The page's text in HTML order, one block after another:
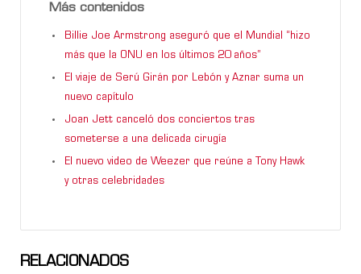
Más contenidos
Billie Joe Armstrong aseguró que el Mundial “hizo
más que la ONU en los últimos 20 años”
El viaje de Serú Girán por Lebón y Aznar suma un
nuevo capítulo
Joan Jett canceló dos conciertos tras
someterse a una delicada cirugía
El nuevo video de Weezer que reúne a Tony Hawk
y otras celebridades
RELACIONADOS